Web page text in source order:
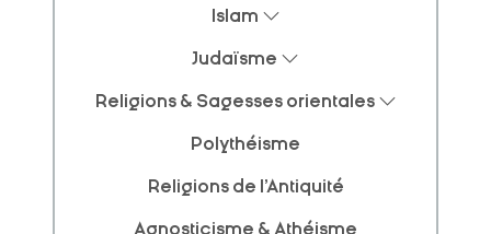
Islam
Judaïsme
Religions & Sagesses orientales
Polythéisme
Religions de l'Antiquité
Agnosticisme & Athéisme